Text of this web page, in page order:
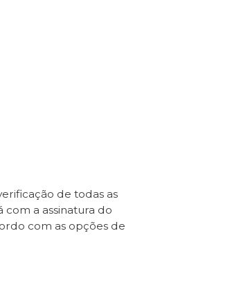
de todas as
a assinatura do
com as opções de